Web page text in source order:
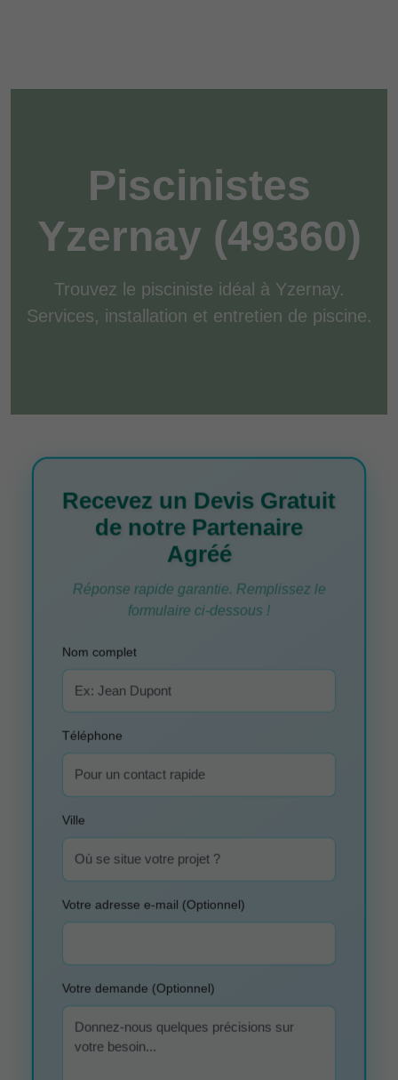
Piscinistes
Yzernay (49360)
Trouvez le pisciniste idéal à Yzernay.
Services, installation et entretien de piscine.
Recevez un Devis Gratuit
de notre Partenaire
Agréé
Réponse rapide garantie. Remplissez le
formulaire ci-dessous !
Nom complet
Téléphone
Ville
Votre adresse e-mail (Optionnel)
Votre demande (Optionnel)